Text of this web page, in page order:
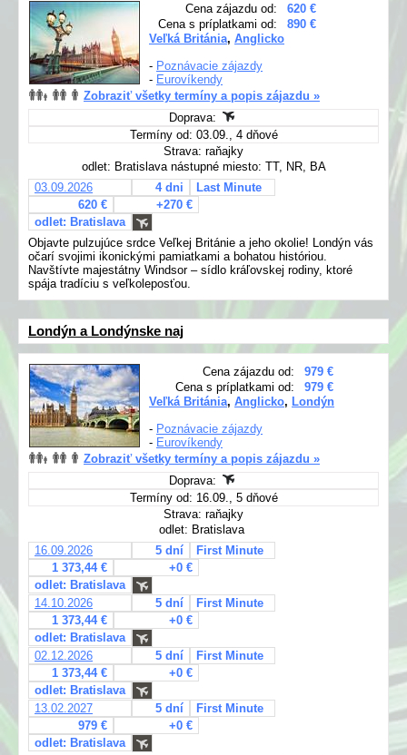
Cena zájazdu od:
620 €
Cena s príplatkami od:
890 €
Veľká Británia, Anglicko
- Poznávacie zájazdy
- Eurovíkendy
Zobraziť všetky termíny a popis zájazdu »
Doprava:
Termíny od: 03.09., 4 dňové
Strava: raňajky
odlet: Bratislava nástupné miesto: TT, NR, BA
03.09.2026
4 dni
Last Minute
620 €
+270 €
odlet: Bratislava
Objavte pulzujúce srdce Veľkej Británie a jeho okolie! Londýn vás
očarí svojimi ikonickými pamiatkami a bohatou históriou.
Navštívte majestátny Windsor – sídlo kráľovskej rodiny, ktoré
spája tradíciu s veľkoleposťou.
Londýn a Londýnske naj
Cena zájazdu od:
979 €
Cena s príplatkami od:
979 €
Veľká Británia, Anglicko, Londýn
- Poznávacie zájazdy
- Eurovíkendy
Zobraziť všetky termíny a popis zájazdu »
Doprava:
Termíny od: 16.09., 5 dňové
Strava: raňajky
odlet: Bratislava
16.09.2026
5 dní
First Minute
1 373,44 €
+0 €
odlet: Bratislava
14.10.2026
5 dní
First Minute
1 373,44 €
+0 €
odlet: Bratislava
02.12.2026
5 dní
First Minute
1 373,44 €
+0 €
odlet: Bratislava
13.02.2027
5 dní
First Minute
979 €
+0 €
odlet: Bratislava